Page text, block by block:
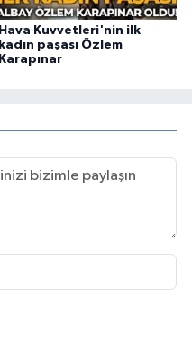
Hava Kuvvetleri'nin ilk
kadın paşası Özlem
Karapınar